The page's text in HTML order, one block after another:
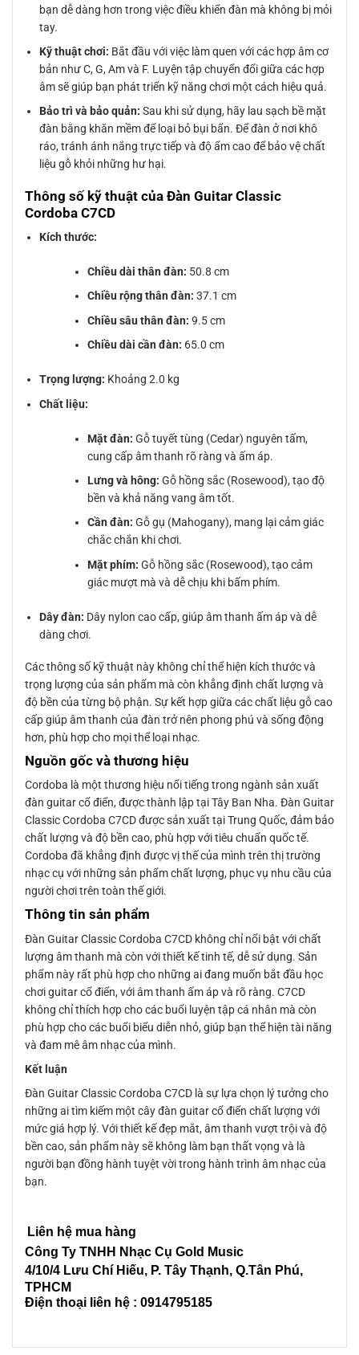
bạn dễ dàng hơn trong việc điều khiển đàn mà không bị mỏi
tay.
Kỹ thuật chơi: Bắt đầu với việc làm quen với các hợp âm cơ
bản như C, G, Am và F. Luyện tập chuyển đổi giữa các hợp
âm sẽ giúp bạn phát triển kỹ năng chơi một cách hiệu quả.
Bảo trì và bảo quản: Sau khi sử dụng, hãy lau sạch bề mặt
đàn bằng khăn mềm để loại bỏ bụi bẩn. Để đàn ở nơi khô
ráo, tránh ánh nắng trực tiếp và độ ẩm cao để bảo vệ chất
liệu gỗ khỏi những hư hại.
Thông số kỹ thuật của Đàn Guitar Classic
Cordoba C7CD
Kích thước:
Chiều dài thân đàn: 50.8 cm
Chiều rộng thân đàn: 37.1 cm
Chiều sâu thân đàn: 9.5 cm
Chiều dài cần đàn: 65.0 cm
Trọng lượng: Khoảng 2.0 kg
Chất liệu:
Mặt đàn: Gỗ tuyết tùng (Cedar) nguyên tấm,
cung cấp âm thanh rõ ràng và ấm áp.
Lưng và hông: Gỗ hồng sắc (Rosewood), tạo độ
bền và khả năng vang âm tốt.
Cần đàn: Gỗ gụ (Mahogany), mang lại cảm giác
chắc chắn khi chơi.
Mặt phím: Gỗ hồng sắc (Rosewood), tạo cảm
giác mượt mà và dễ chịu khi bấm phím.
Dây đàn: Dây nylon cao cấp, giúp âm thanh ấm áp và dễ
dàng chơi.
Các thông số kỹ thuật này không chỉ thể hiện kích thước và
trọng lượng của sản phẩm mà còn khẳng định chất lượng và
độ bền của từng bộ phận. Sự kết hợp giữa các chất liệu gỗ cao
cấp giúp âm thanh của đàn trở nên phong phú và sống động
hơn, phù hợp cho mọi thể loại nhạc.
Nguồn gốc và thương hiệu
Cordoba là một thương hiệu nổi tiếng trong ngành sản xuất
đàn guitar cổ điển, được thành lập tại Tây Ban Nha. Đàn Guitar
Classic Cordoba C7CD được sản xuất tại Trung Quốc, đảm bảo
chất lượng và độ bền cao, phù hợp với tiêu chuẩn quốc tế.
Cordoba đã khẳng định được vị thế của mình trên thị trường
nhạc cụ với những sản phẩm chất lượng, phục vụ nhu cầu của
người chơi trên toàn thế giới.
Thông tin sản phẩm
Đàn Guitar Classic Cordoba C7CD không chỉ nổi bật với chất
lượng âm thanh mà còn với thiết kế tinh tế, dễ sử dụng. Sản
phẩm này rất phù hợp cho những ai đang muốn bắt đầu học
chơi guitar cổ điển, với âm thanh ấm áp và rõ ràng. C7CD
không chỉ thích hợp cho các buổi luyện tập cá nhân mà còn
phù hợp cho các buổi biểu diễn nhỏ, giúp bạn thể hiện tài năng
và đam mê âm nhạc của mình.
Kết luận
Đàn Guitar Classic Cordoba C7CD là sự lựa chọn lý tưởng cho
những ai tìm kiếm một cây đàn guitar cổ điển chất lượng với
mức giá hợp lý. Với thiết kế đẹp mắt, âm thanh vượt trội và độ
bền cao, sản phẩm này sẽ không làm bạn thất vọng và là
người bạn đồng hành tuyệt vời trong hành trình âm nhạc của
bạn.
Liên hệ mua hàng
Công Ty TNHH Nhạc Cụ Gold Music
4/10/4 Lưu Chí Hiếu, P. Tây Thạnh, Q.Tân Phú,
TPHCM
Điện thoại liên hệ : 0914795185